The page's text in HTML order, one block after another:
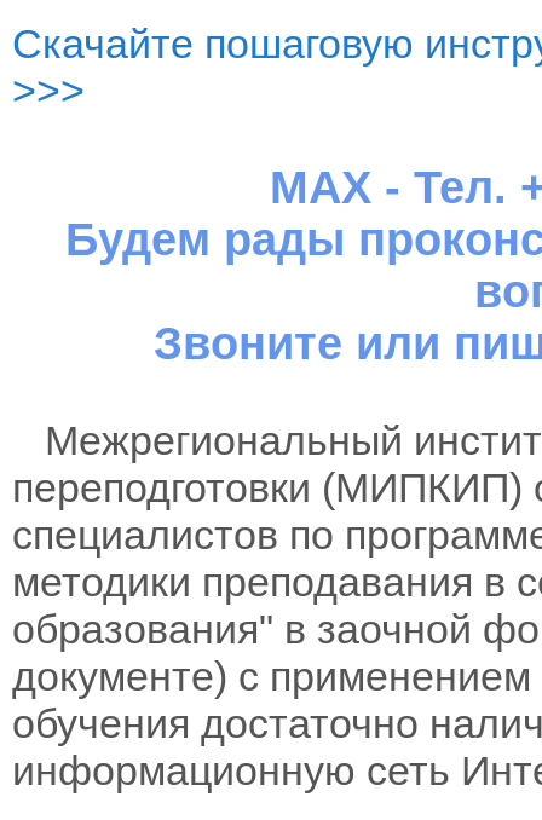
Скачайте пошаговую
>>>
MAX - Тел.
Будем рады
Звоните или
Межрегиональный
переподготовки (МИПКИП)
специалистов по
методики преподавания в
образования" в заочной
документе) с
обучения достаточно
информационную сеть